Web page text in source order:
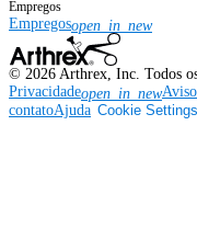
Empregos
Empregosopen_in_new
© 2026 Arthrex, Inc. Todos
Privacidadeopen_in_new
contatoAjuda Cookie Settings